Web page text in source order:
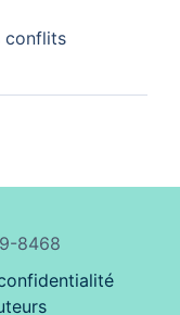
conflits
8468